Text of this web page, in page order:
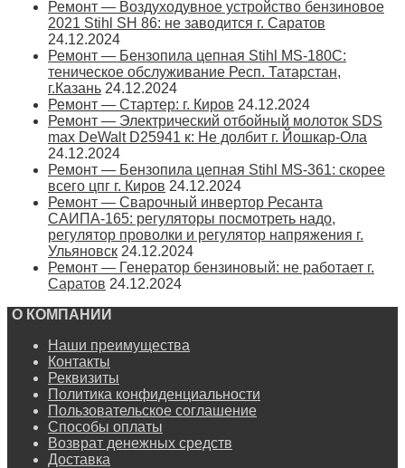
Ремонт — Воздуходувное устройство бензиновое
2021 Stihl SH 86: не заводится г. Саратов
24.12.2024
Ремонт — Бензопила цепная Stihl MS-180С:
теническое обслуживание Респ. Татарстан,
г.Казань 24.12.2024
Ремонт — Стартер: г. Киров 24.12.2024
Ремонт — Электрический отбойный молоток SDS
max DeWalt D25941 к: Не долбит г. Йошкар-Ола
24.12.2024
Ремонт — Бензопила цепная Stihl MS-361: скорее
всего цпг г. Киров 24.12.2024
Ремонт — Сварочный инвертор Ресанта
САИПА-165: регуляторы посмотреть надо,
регулятор проволки и регулятор напряжения г.
Ульяновск 24.12.2024
Ремонт — Генератор бензиновый: не работает г.
Саратов 24.12.2024
О КОМПАНИИ
Наши преимущества
Контакты
Реквизиты
Политика конфиденциальности
Пользовательское соглашение
Способы оплаты
Возврат денежных средств
Доставка